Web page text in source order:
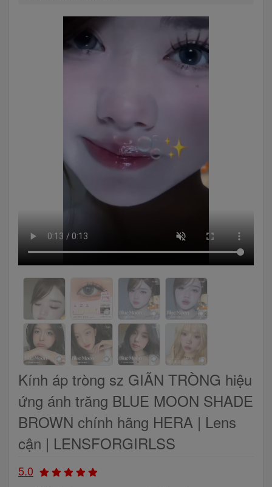
Kính áp tròng sz GIÃN TRÒNG hiệu
ứng ánh trăng BLUE MOON SHADE
BROWN chính hãng HERA | Lens
cận | LENSFORGIRLSS
5.0